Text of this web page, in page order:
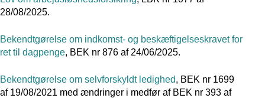
28/08/2025.
Bekendtgørelse om indkomst- og beskæftigelseskravet for
ret til dagpenge, BEK nr 876 af 24/06/2025.
Bekendtgørelse om selvforskyldt ledighed, BEK nr 1699
af 19/08/2021 med ændringer i medfør af BEK nr 393 af